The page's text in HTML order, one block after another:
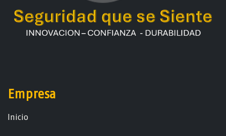
Empresa
Ini​ci​o